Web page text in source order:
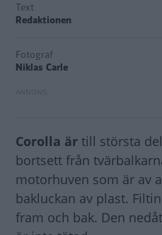
Text
Redaktionen
Fotograf
Niklas Carle
Corolla är till största
bortsett från
motorhuven som är av
bakluckan av plast.
fram och bak. Den